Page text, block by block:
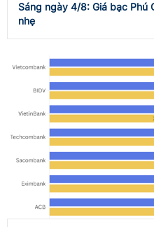
Sáng ngày 4/8: Giá bạc Phú
nhẹ